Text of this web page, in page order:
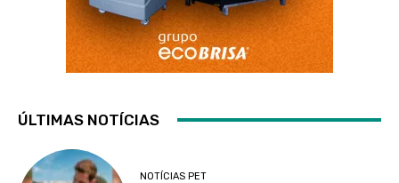
ÚLTIMAS NOTÍCIAS
NOTÍCIAS PET